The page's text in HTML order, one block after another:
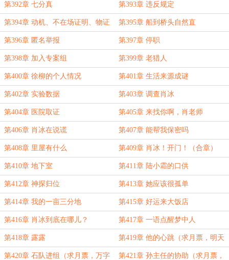
第392章 七分真 第393章 违反规定
第394章 动机、不在场证明、物证 第395章 船到桥头自然直
第396章 匿名举报 第397章 停职
第398章 加入专案组 第399章 老猎人
第400章 徐柳的个人情况 第401章 生活来源成谜
第402章 实验数据 第403章 调查肖冰
第404章 医院取证 第405章 来找你啊，肖老师
第406章 肖冰在说谎 第407章 能帮我保密吗
第408章 里屋有什么 第409章 肖冰！开门！（合章）
第410章 地下室 第411章 陆小霜的口供
第412章 神探归位 第413章 她应该很孤单
第414章 我的一亩三分地 第415章 好运来大饭店
第416章 肖冰到底在哪儿？ 第417章 一语点醒梦中人
第418章 露露 第419章 他的心跳（求月票，明天
开始加更）
第420章 石队进组（求月票，万字 第421章 孙主任的协助（求月票，